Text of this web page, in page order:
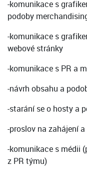
-komunikace s
podoby
-komunikace s
webové stránky
-komunikace s PR a
-návrh obsahu a
-starání se o hosty a
-proslov na zahájení
-komunikace s médii
z PR týmu)